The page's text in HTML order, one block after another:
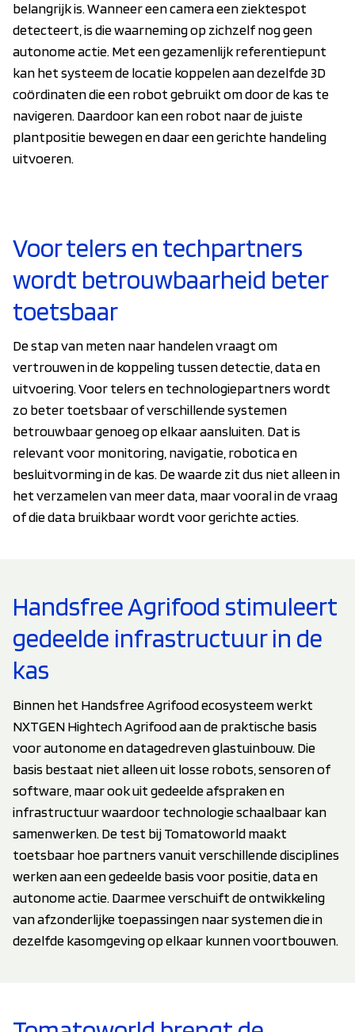
belangrijk is. Wanneer een camera een ziektespot
detecteert, is die waarneming op zichzelf nog geen
autonome actie. Met een gezamenlijk referentiepunt
kan het systeem de locatie koppelen aan dezelfde 3D
coördinaten die een robot gebruikt om door de kas te
navigeren. Daardoor kan een robot naar de juiste
plantpositie bewegen en daar een gerichte handeling
uitvoeren.
Voor telers en techpartners
wordt betrouwbaarheid beter
toetsbaar
De stap van meten naar handelen vraagt om
vertrouwen in de koppeling tussen detectie, data en
uitvoering. Voor telers en technologiepartners wordt
zo beter toetsbaar of verschillende systemen
betrouwbaar genoeg op elkaar aansluiten. Dat is
relevant voor monitoring, navigatie, robotica en
besluitvorming in de kas. De waarde zit dus niet alleen in
het verzamelen van meer data, maar vooral in de vraag
of die data bruikbaar wordt voor gerichte acties.
Handsfree Agrifood stimuleert
gedeelde infrastructuur in de
kas
Binnen het Handsfree Agrifood ecosysteem werkt
NXTGEN Hightech Agrifood aan de praktische basis
voor autonome en datagedreven glastuinbouw. Die
basis bestaat niet alleen uit losse robots, sensoren of
software, maar ook uit gedeelde afspraken en
infrastructuur waardoor technologie schaalbaar kan
samenwerken. De test bij Tomatoworld maakt
toetsbaar hoe partners vanuit verschillende disciplines
werken aan een gedeelde basis voor positie, data en
autonome actie. Daarmee verschuift de ontwikkeling
van afzonderlijke toepassingen naar systemen die in
dezelfde kasomgeving op elkaar kunnen voortbouwen.